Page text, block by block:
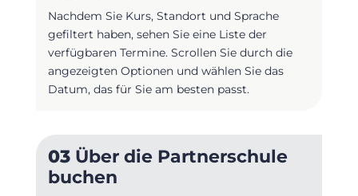
Nachdem Sie Kurs, Standort und Sprache
gefiltert haben, sehen Sie eine Liste der
verfügbaren Termine. Scrollen Sie durch die
angezeigten Optionen und wählen Sie das
Datum, das für Sie am besten passt.
03Über die Partnerschule
buchen